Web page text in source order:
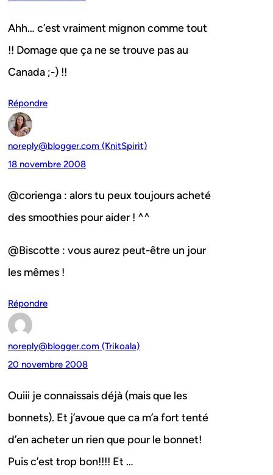
Ahh… c’est vraiment mignon comme tout
!! Domage que ça ne se trouve pas au
Canada ;-) !!
Répondre
noreply@blogger.com (KnitSpirit)
18 novembre 2008
@corienga : alors tu peux toujours acheté
des smoothies pour aider ! ^^
@Biscotte : vous aurez peut-être un jour
les mêmes !
Répondre
noreply@blogger.com (Trikoala)
20 novembre 2008
Ouiii je connaissais déjà (mais que les
bonnets). Et j’avoue que ca m’a fort tenté
d’en acheter un rien que pour le bonnet!
Puis c’est trop bon!!!! Et …